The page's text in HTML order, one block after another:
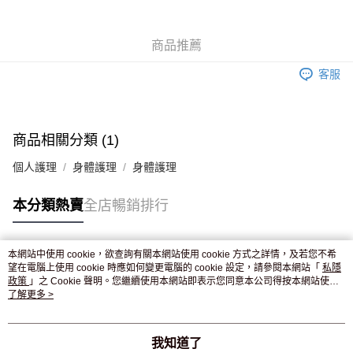
付款後門市自取，訂單確認後2-4個工作天到店，7天內取。逾期後
商品推薦
客服
商品相關分類 (1)
個人護理 身體護理 身體護理
本分類熱賣全店暢銷排行
熱門標籤
熱銷排行
本網站中使用 cookie，欲查詢有關本網站使用 cookie 方式之詳情，及若您不希
望在電腦上使用 cookie 時應如何變更電腦的 cookie 設定，請參閱本網站「 私隱
政策 」之 Cookie 聲明。您繼續使用本網站即表示您同意本公司得按本網站使用
條款之 Cookie 聲明使用 cookie。
了解更多 >
我知道了